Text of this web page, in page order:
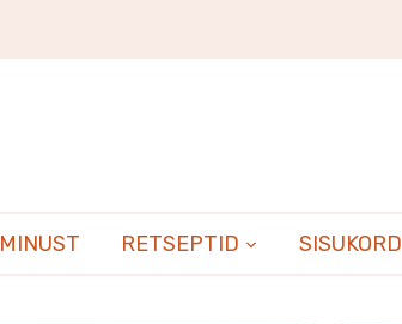
MINUST RETSEPTID SISUKORD